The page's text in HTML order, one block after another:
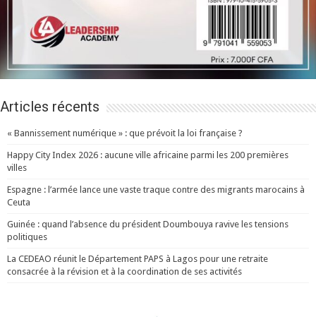
Articles récents
« Bannissement numérique » : que prévoit la loi française ?
Happy City Index 2026 : aucune ville africaine parmi les 200 premières
villes
Espagne : l’armée lance une vaste traque contre des migrants marocains à
Ceuta
Guinée : quand l’absence du président Doumbouya ravive les tensions
politiques
La CEDEAO réunit le Département PAPS à Lagos pour une retraite
consacrée à la révision et à la coordination de ses activités